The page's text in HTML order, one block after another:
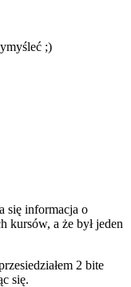
;)
się informacja o
kursów, a że był jeden
2 bite
się.